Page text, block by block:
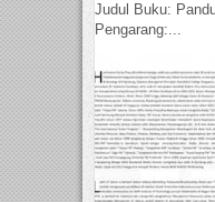
Judul Buku:
Pengarang:...